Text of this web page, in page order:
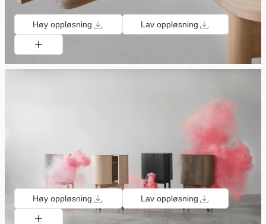
Høy oppløsning Lav oppløsning
Høy oppløsning Lav oppløsning